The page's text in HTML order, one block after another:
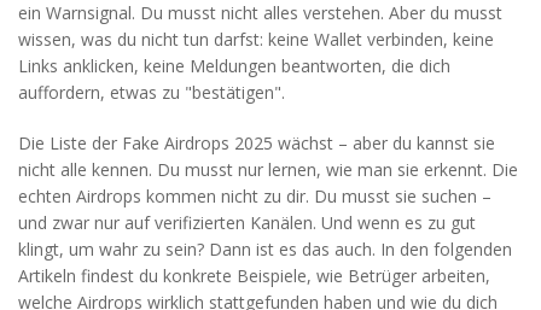
ein Warnsignal. Du musst nicht alles verstehen. Aber du musst
wissen, was du nicht tun darfst: keine Wallet verbinden, keine
Links anklicken, keine Meldungen beantworten, die dich
auffordern, etwas zu "bestätigen".
Die Liste der Fake Airdrops 2025 wächst – aber du kannst sie
nicht alle kennen. Du musst nur lernen, wie man sie erkennt. Die
echten Airdrops kommen nicht zu dir. Du musst sie suchen –
und zwar nur auf verifizierten Kanälen. Und wenn es zu gut
klingt, um wahr zu sein? Dann ist es das auch. In den folgenden
Artikeln findest du konkrete Beispiele, wie Betrüger arbeiten,
welche Airdrops wirklich stattgefunden haben und wie du dich